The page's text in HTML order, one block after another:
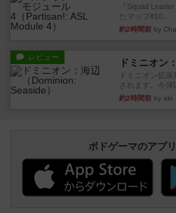
『Squad
たマップ#10...
約2時間前 by
レビュー ドミニオン
ドミニオン拡
されます。今弾
約2時間前 by aki
ボドゲーマのアプ